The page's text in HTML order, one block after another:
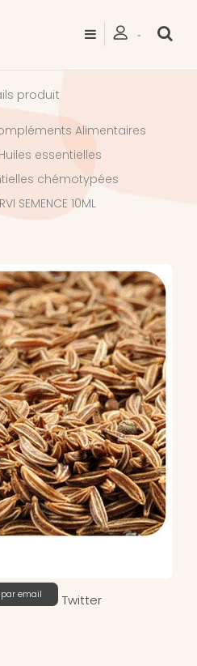
produit
Alimentaires
essentielles
chémotypées
SEMENCE 10ML
email Twitter